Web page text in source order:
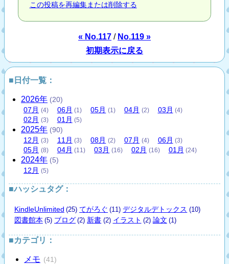
この投稿を再編集または削除する
« No.117 / No.119 »
初期表示に戻る
■日付一覧：
2026年 (20)
07 月 (4) 06月 (1) 05月 (1) 04月 (2) 03 月 (4)
02 月 (3) 01 月 (5)
2025年 (90)
12 月 (3) 11 月 (3) 08月 (2) 07 月 (4) 06月 (3)
05月 (8) 04月 (11) 03 月 (16) 02 月 (16) 01 月 (24)
2024年 (5)
12 月 (5)
■ハッシュタグ：
KindleUnlimited (25) てがろぐ (11) デジタルデトックス (10)
図書館本 (5) ブログ (2) 新書 (2) イラスト (2) 論文 (1)
■カテゴリ：
メモ (41)